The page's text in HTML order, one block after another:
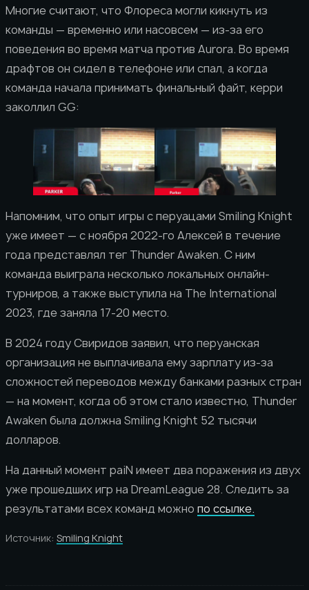
Многие считают, что Флореса могли кикнуть из
команды — временно или насовсем — из-за его
поведения во время матча против Aurora. Во время
драфтов он сидел в телефоне или спал, а когда
команда начала принимать финальный файт, керри
заколлил GG:
Напомним, что опыт игры с перуацами Smiling Knight
уже имеет — с ноября 2022-го Алексей в течение
года представлял тег Thunder Awaken. С ним
команда выиграла несколько локальных онлайн-
турниров, а также выступила на The International
2023, где заняла 17-20 место.
В 2024 году Свиридов заявил, что перуанская
организация не выплачивала ему зарплату из-за
сложностей переводов между банками разных стран
— на момент, когда об этом стало известно, Thunder
Awaken была должна Smiling Knight 52 тысячи
долларов.
На данный момент paiN имеет два поражения из двух
уже прошедших игр на DreamLeague 28. Следить за
результатами всех команд можно по ссылке.
Источник: Smiling Knight